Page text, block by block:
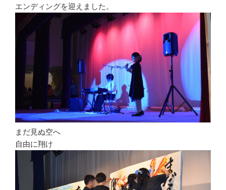
エンディングを迎えました。
まだ見ぬ空へ
自由に翔け